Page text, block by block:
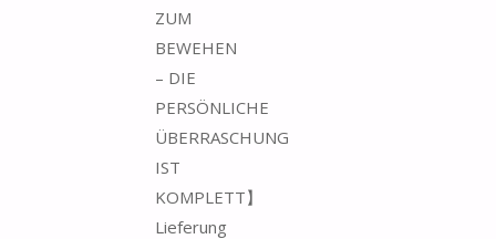
ZUM
BEWEHEN
– DIE
PERSÖNLICHE
ÜBERRASCHUNG
IST
KOMPLETT】
Lieferung